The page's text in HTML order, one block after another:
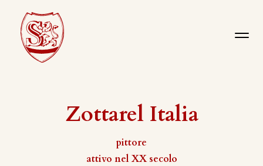
Zottarel Italia
pittore
attivo nel XX secolo